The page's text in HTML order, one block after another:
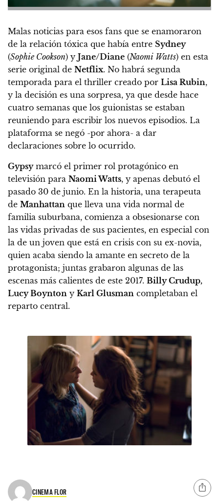
Malas noticias para esos fans que se enamoraron
de la relación tóxica que había entre Sydney
(Sophie Cookson) y Jane/Diane (Naomi Watts) en esta
serie original de Netflix. No habrá segunda
temporada para el thriller creado por Lisa Rubin,
y la decisión es una sorpresa, ya que desde hace
cuatro semanas que los guionistas se estaban
reuniendo para escribir los nuevos episodios. La
plataforma se negó -por ahora- a dar
declaraciones sobre lo ocurrido.
Gypsymarcó el primer rol protagónico en
televisión para Naomi Watts, y apenas debutó el
pasado 30 de junio. En la historia, una terapeuta
de Manhattan que lleva una vida normal de
familia suburbana, comienza a obsesionarse con
las vidas privadas de sus pacientes, en especial con
la de un joven que está en crisis con su ex-novia,
quien acaba siendo la amante en secreto de la
protagonista; juntas grabaron algunas de las
escenas más calientes de este 2017. Billy Crudup,
Lucy Boynton y Karl Glusman completaban el
reparto central.
CINEMA FLOR